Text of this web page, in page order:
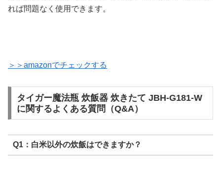
れば問題なく使用できます。
＞＞amazonでチェックする
タイガー魔法瓶 炊飯器 炊きたて JBH-G181-W
に関するよくある質問（Q&A）
Q1：白米以外の炊飯はできますか？